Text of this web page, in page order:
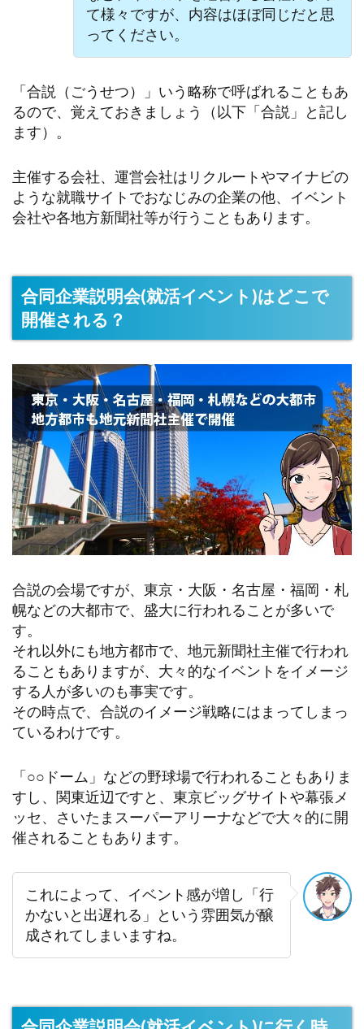
て様々ですが、内容はほぼ同じだと思
ってください。
「合説（ごうせつ）」いう略称で呼ばれることもあ
るので、覚えておきましょう（以下「合説」と記し
ます）。
主催する会社、運営会社はリクルートやマイナビの
ような就職サイトでおなじみの企業の他、イベント
会社や各地方新聞社等が行うこともあります。
合同企業説明会(就活イベント)はどこで
開催される？
合説の会場ですが、東京・大阪・名古屋・福岡・札
幌などの大都市で、盛大に行われることが多いで
す。
それ以外にも地方都市で、地元新聞社主催で行われ
ることもありますが、大々的なイベントをイメージ
する人が多いのも事実です。
その時点で、合説のイメージ戦略にはまってしまっ
ているわけです。
「○○ドーム」などの野球場で行われることもありま
すし、関東近辺ですと、東京ビッグサイトや幕張メ
ッセ、さいたまスーパーアリーナなどで大々的に開
催されることもあります。
これによって、イベント感が増し「行
かないと出遅れる」という雰囲気が醸
成されてしまいますね。